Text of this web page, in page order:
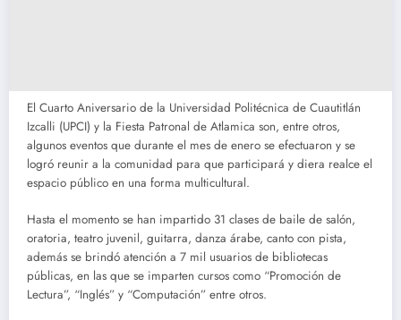
El Cuarto Aniversario de la Universidad Politécnica de Cuautitlán
Izcalli (UPCI) y la Fiesta Patronal de Atlamica son, entre otros,
algunos eventos que durante el mes de enero se efectuaron y se
logró reunir a la comunidad para que participará y diera realce el
espacio público en una forma multicultural.
Hasta el momento se han impartido 31 clases de baile de salón,
oratoria, teatro juvenil, guitarra, danza árabe, canto con pista,
además se brindó atención a 7 mil usuarios de bibliotecas
públicas, en las que se imparten cursos como “Promoción de
Lectura”, “Inglés” y “Computación” entre otros.